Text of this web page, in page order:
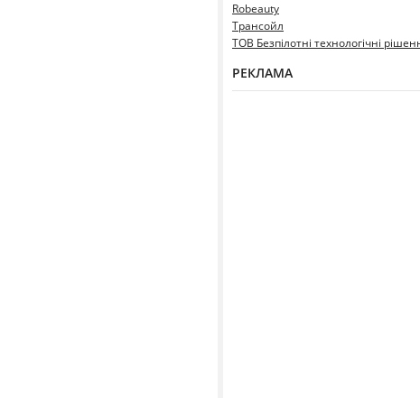
Robeauty
Трансойл
ТОВ Безпілотні технологічні
РЕКЛАМА